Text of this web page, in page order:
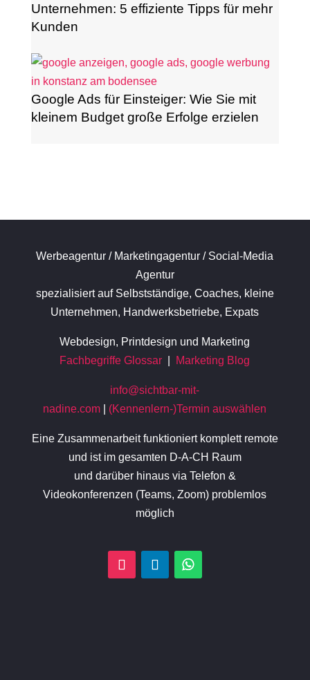
Unternehmen: 5 effiziente Tipps für mehr
Kunden
Google Ads für Einsteiger: Wie Sie mit
kleinem Budget große Erfolge erzielen
Werbeagentur / Marketingagentur / Social-Media
Agentur
spezialisiert auf Selbstständige, Coaches, kleine
Unternehmen, Handwerksbetriebe, Expats
Webdesign, Printdesign und Marketing
Fachbegriffe Glossar
Marketing Blog
info@sichtbar-mit-
nadine.com
(Kennenlern-)Termin auswählen
Eine Zusammenarbeit funktioniert komplett remote
und ist im gesamten D-A-CH Raum
und darüber hinaus via Telefon &
Videokonferenzen (Teams, Zoom) problemlos
möglich